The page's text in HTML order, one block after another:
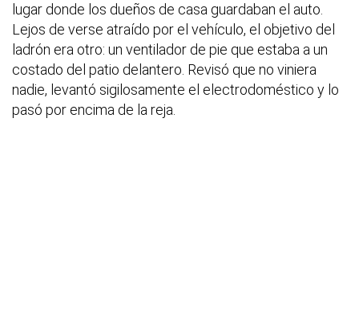
lugar donde los dueños de casa guardaban el auto.
Lejos de verse atraído por el vehículo, el objetivo del
ladrón era otro: un ventilador de pie que estaba a un
costado del patio delantero. Revisó que no viniera
nadie, levantó sigilosamente el electrodoméstico y lo
pasó por encima de la reja.